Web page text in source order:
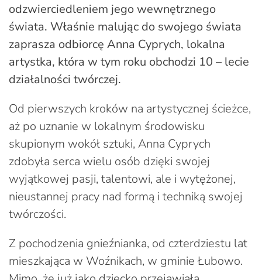
odzwierciedleniem jego wewnętrznego
świata. Właśnie malując do swojego świata
zaprasza odbiorcę Anna Cyprych, lokalna
artystka, która w tym roku obchodzi 10 – lecie
działalności twórczej.
Od pierwszych kroków na artystycznej ścieżce,
aż po uznanie w lokalnym środowisku
skupionym wokół sztuki, Anna Cyprych
zdobyła serca wielu osób dzięki swojej
wyjątkowej pasji, talentowi, ale i wytężonej,
nieustannej pracy nad formą i techniką swojej
twórczości.
Z pochodzenia gnieźnianka, od czterdziestu lat
mieszkająca w Woźnikach, w gminie Łubowo.